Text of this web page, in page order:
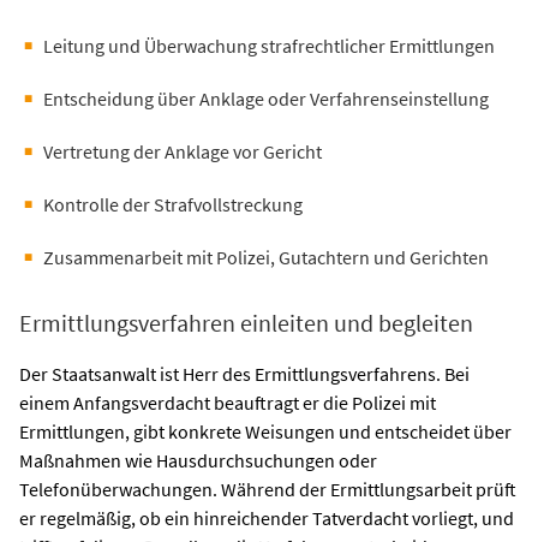
Leitung und Überwachung strafrechtlicher Ermittlungen
Entscheidung über Anklage oder Verfahrenseinstellung
Vertretung der Anklage vor Gericht
Kontrolle der Strafvollstreckung
Zusammenarbeit mit Polizei, Gutachtern und Gerichten
Ermittlungsverfahren einleiten und begleiten
Der Staatsanwalt ist Herr des Ermittlungsverfahrens. Bei
einem Anfangsverdacht beauftragt er die Polizei mit
Ermittlungen, gibt konkrete Weisungen und entscheidet über
Maßnahmen wie Hausdurchsuchungen oder
Telefonüberwachungen. Während der Ermittlungsarbeit prüft
er regelmäßig, ob ein hinreichender Tatverdacht vorliegt, und